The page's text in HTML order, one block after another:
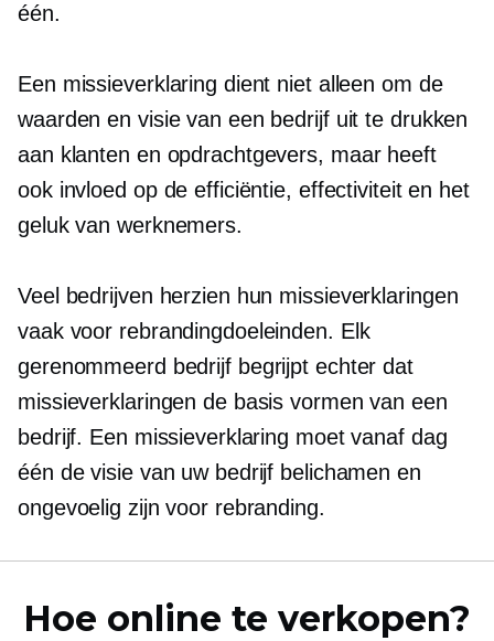
één.
Een missieverklaring dient niet alleen om de
waarden en visie van een bedrijf uit te drukken
aan klanten en opdrachtgevers, maar heeft
ook invloed op de efficiëntie, effectiviteit en het
geluk van werknemers.
Veel bedrijven herzien hun missieverklaringen
vaak voor rebrandingdoeleinden. Elk
gerenommeerd bedrijf begrijpt echter dat
missieverklaringen de basis vormen van een
bedrijf. Een missieverklaring moet vanaf dag
één de visie van uw bedrijf belichamen en
ongevoelig zijn voor rebranding.
Hoe online te verkopen?